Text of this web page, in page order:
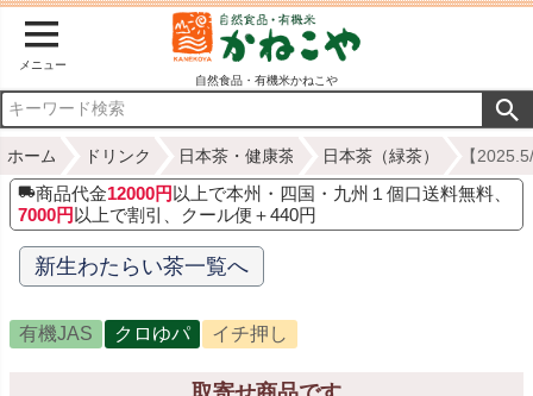
メニュー
自然食品・有機米かねこや
ホーム ドリンク 日本茶・健康茶 日本茶（緑茶） 【
商品代金12000円 以上で本州・四国・九州１個口送料無料、
7000円 以上で割引、クール便＋440円
新生わたらい茶一覧へ
有機JAS クロゆパ イチ押し